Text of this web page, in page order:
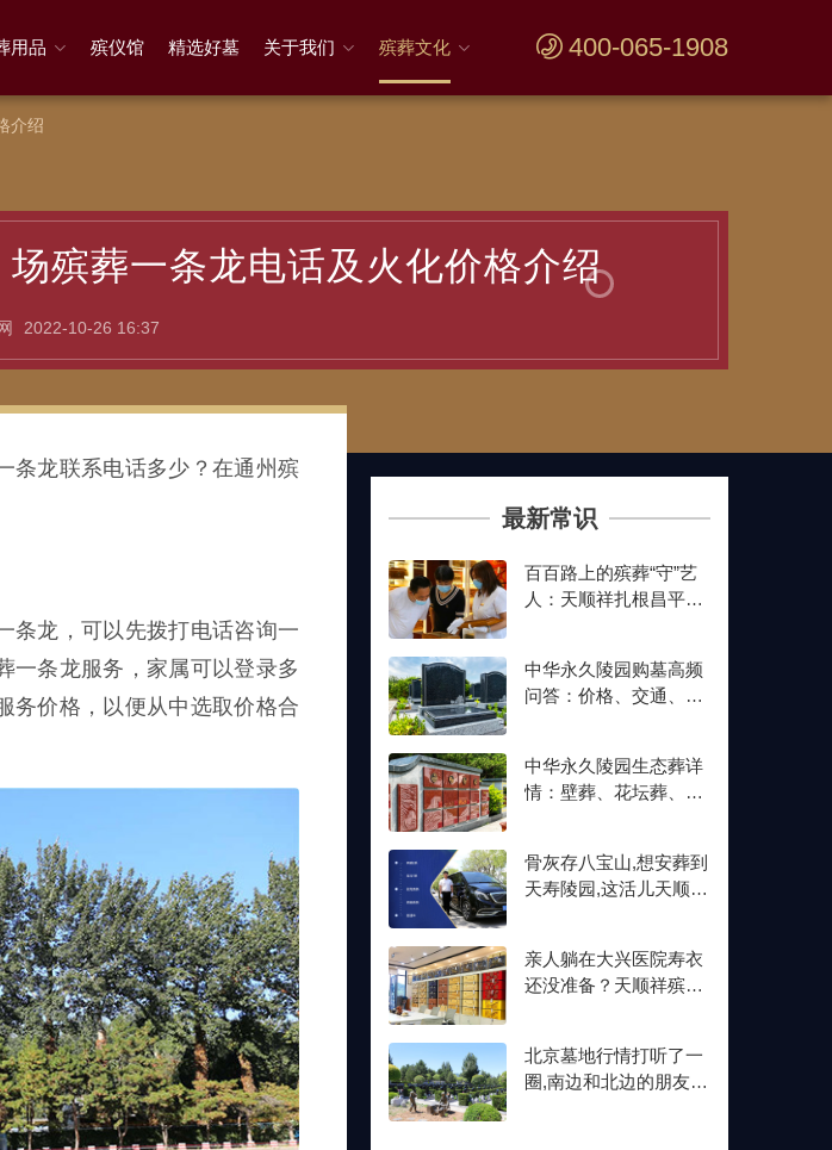
用品 殡仪馆 精选好墓 关于我们 殡葬文化 400-065-1908
介绍
殡葬一条龙电话及火化价格介绍
2022-10-26 16:37
条龙联系电话多少？在通州殡
条龙，可以先拨打电话咨询一
一条龙服务，家属可以登录多
务价格，以便从中选取价格合
最新常识
百百路上的殡葬“守”艺
人：天顺祥扎根昌平十
中华永久陵园购墓高频
问答：价格、交通、壁
中华永久陵园生态葬详
情：壁葬、花坛葬、树
骨灰存八宝山,想安葬到
天寿陵园,这活儿天顺祥
亲人躺在大兴医院寿衣
还没准备？天顺祥殡葬
北京墓地行情打听了一
圈,南边和北边的朋友最